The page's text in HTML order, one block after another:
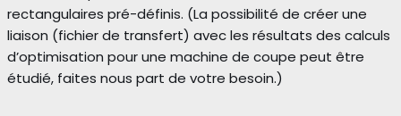
rectangulaires pré-définis. (La possibilité de créer une
liaison (fichier de transfert) avec les résultats des calculs
d’optimisation pour une machine de coupe peut être
étudié, faites nous part de votre besoin.)